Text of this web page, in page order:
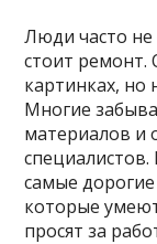
Люди часто не
стоит ремонт.
картинках, но
Многие
материалов и
самые
которые
просят за